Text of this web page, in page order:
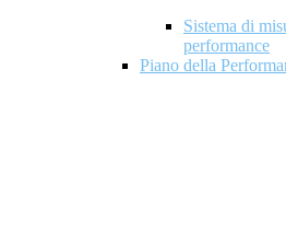
Sistema di
performance
Piano della